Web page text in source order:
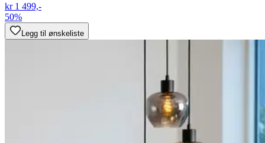
kr 1 499,-
50%
Legg til ønskeliste